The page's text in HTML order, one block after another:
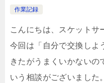
作業記録
こんにちは、スケットサ
今回は「自分で交換しよ
きたがうまくいかないの
いう相談がございました。